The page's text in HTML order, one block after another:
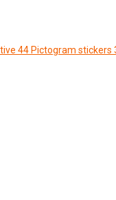
44 Pictogram stickers